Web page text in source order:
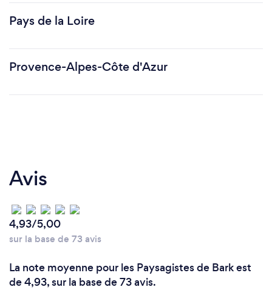
Pays de la Loire
Provence-Alpes-Côte d'Azur
Avis
4,93/5,00
sur la base de 73 avis
La note moyenne pour les Paysagistes de Bark est
de 4,93, sur la base de 73 avis.